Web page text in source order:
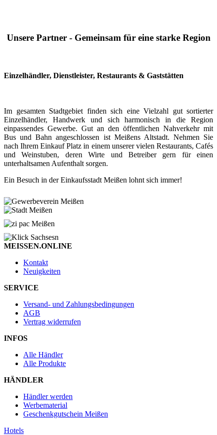
Unsere Partner - Gemeinsam für eine starke Region
Einzelhändler, Dienstleister, Restaurants & Gaststätten
Im gesamten Stadtgebiet finden sich eine Vielzahl gut sortierter
Einzelhändler, Handwerk und sich harmonisch in die Region
einpassendes Gewerbe. Gut an den öffentlichen Nahverkehr mit
Bus und Bahn angeschlossen ist Meißens Altstadt. Nehmen Sie
nach Ihrem Einkauf Platz in einem unserer vielen Restaurants, Cafés
und Weinstuben, deren Wirte und Betreiber gern für einen
unterhaltsamen Aufenthalt sorgen.
Ein Besuch in der Einkaufsstadt Meißen lohnt sich immer!
MEISSEN.ONLINE
Kontakt
Neuigkeiten
SERVICE
Versand- und Zahlungsbedingungen
AGB
Vertrag widerrufen
INFOS
Alle Händler
Alle Produkte
HÄNDLER
Händler werden
Werbematerial
Geschenkgutschein Meißen
Hotels